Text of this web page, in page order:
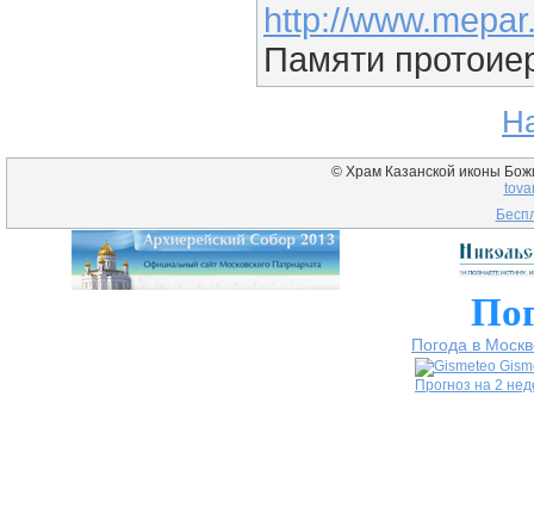
http://
Памяти
© Храм Казанской иконы
Погода в
Прогноз на 2